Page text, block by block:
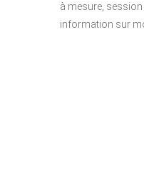
à mesure,
information sur